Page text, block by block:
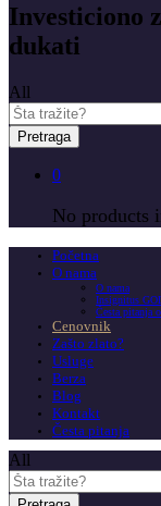
Investiciono
dukati
All
Pretraga
0
No products
Početna
O nama
O nama
Insignitus
Česta pitanja
Cenovnik
Zašto zlato?
Usluge
Berza
Blog
Kontakt
Česta pitanja
All